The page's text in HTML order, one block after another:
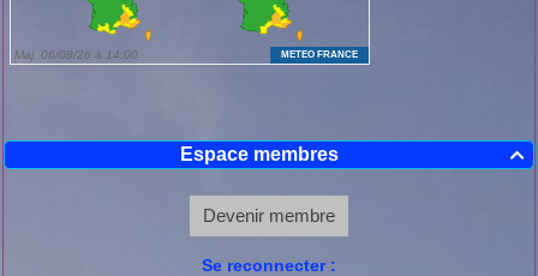

Espace membres
Devenir membre
Se reconnecter :